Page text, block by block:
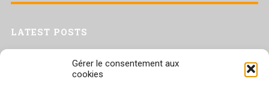
Gérer le consentement aux
cookies
LATEST POSTS
Trac confédéral sur les situations de travail par forte chaleur